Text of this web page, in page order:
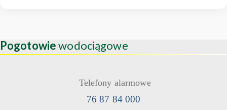
Pogotowiewodociągowe
Telefony alarmowe
76 87 84 000